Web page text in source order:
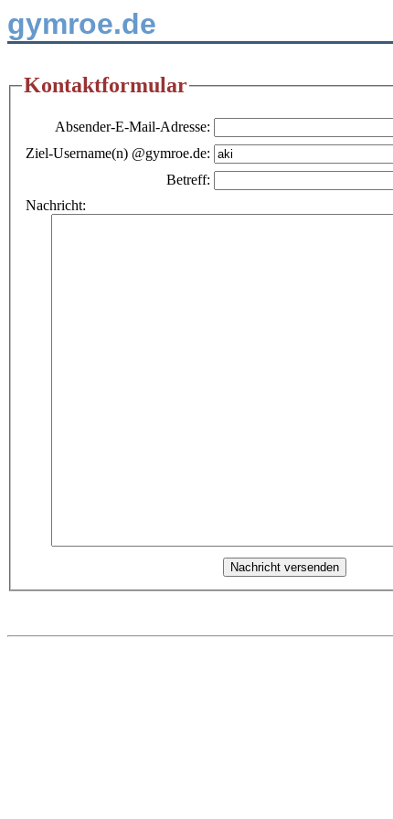
gymroe.de
Kontaktformular
Absender-E-Mail-Adresse:
Ziel-Username(n) @gymroe.de:
Betreff:
Nachricht: